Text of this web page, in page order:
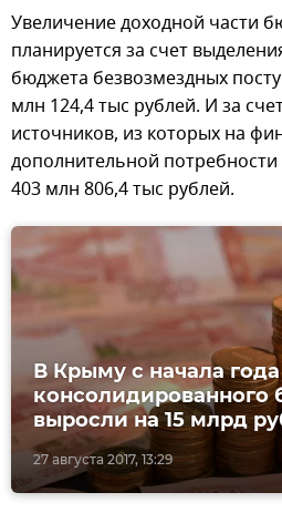
Увеличение доходной части
планируется за счет
бюджета безвозмездных
млн 124,4 тыс рублей. И за
источников, из которых на
дополнительной
403 млн 806,4 тыс рублей.
27 августа 2017, 13:29
В Крыму с начала
консолидированного
выросли на 15 млрд